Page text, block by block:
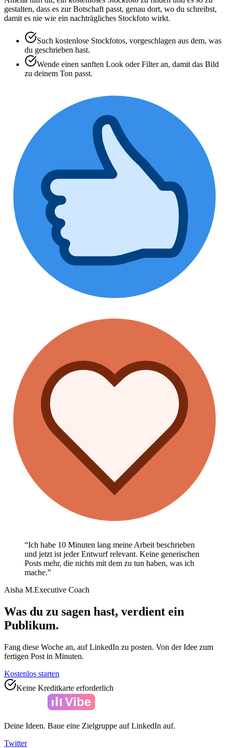
gestalten, dass es zur Botschaft passt, genau dort, wo du schreibst,
damit es nie wie ein nachträgliches Stockfoto wirkt.
Such kostenlose Stockfotos, vorgeschlagen aus dem, was
du geschrieben hast.
Wende einen sanften Look oder Filter an, damit das Bild
zu deinem Ton passt.
“Ich habe 10 Minuten lang meine Arbeit beschrieben
und jetzt ist jeder Entwurf relevant. Keine generischen
Posts mehr, die nichts mit dem zu tun haben, was ich
mache.”
Aisha M.Executive Coach
Was du zu sagen hast, verdient ein
Publikum.
Fang diese Woche an, auf LinkedIn zu posten. Von der Idee zum
fertigen Post in Minuten.
Kostenlos starten
Keine Kreditkarte erforderlich
Vibe
Deine Ideen. Baue eine Zielgruppe auf LinkedIn auf.
Twitter